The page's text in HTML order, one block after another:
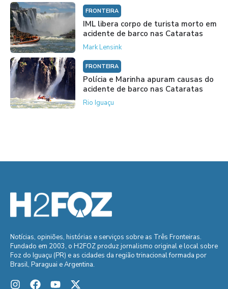
FRONTEIRA
IML libera corpo de turista morto em
acidente de barco nas Cataratas
Mark Lensink
FRONTEIRA
Polícia e Marinha apuram causas do
acidente de barco nas Cataratas
Rio Iguaçu
Notícias, opiniões, histórias e serviços sobre as Três Fronteiras.
Fundado em 2003, o H2FOZ produz jornalismo original e local sobre
Foz do Iguaçu (PR) e as cidades da região trinacional formada por
Brasil, Paraguai e Argentina.